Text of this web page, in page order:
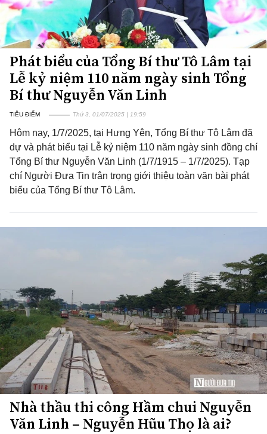
Phát biểu của Tổng Bí thư Tô Lâm tại
Lễ kỷ niệm 110 năm ngày sinh Tổng
Bí thư Nguyễn Văn Linh
TIÊU ĐIỂM Thứ 3, 01/07/2025 | 19:59
Hôm nay, 1/7/2025, tại Hưng Yên, Tổng Bí thư Tô Lâm đã
dự và phát biểu tại Lễ kỷ niệm 110 năm ngày sinh đồng chí
Tổng Bí thư Nguyễn Văn Linh (1/7/1915 – 1/7/2025). Tạp
chí Người Đưa Tin trân trọng giới thiệu toàn văn bài phát
biểu của Tổng Bí thư Tô Lâm.
Nhà thầu thi công Hầm chui Nguyễn
Văn Linh – Nguyễn Hũu Thọ là ai?